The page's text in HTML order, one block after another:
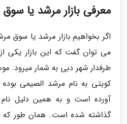
معرفی بازار مرشد یا
اگر بخواهیم بازار مرشد یا سوق
می توان گفت که این بازار یکی
طرفدار شهر دبی به شمار میرود.
کویتی به نام مرشد الصیمی بوده
آورده است و به همین دلیل نام
گذاشته شده است. همان طور که